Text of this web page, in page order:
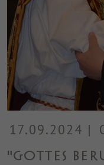
17.09.2024 |
"Gottes